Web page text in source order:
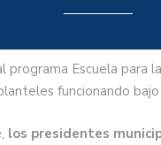
programa Escuela para
funcionando
los presidentes